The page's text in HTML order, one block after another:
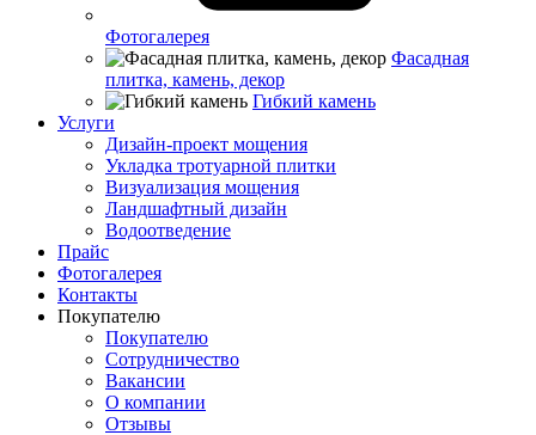
Фотогалерея
Фасадная
плитка, камень, декор
Гибкий камень
Услуги
Дизайн-проект мощения
Укладка тротуарной плитки
Визуализация мощения
Ландшафтный дизайн
Водоотведение
Прайс
Фотогалерея
Контакты
Покупателю
Покупателю
Сотрудничество
Вакансии
О компании
Отзывы